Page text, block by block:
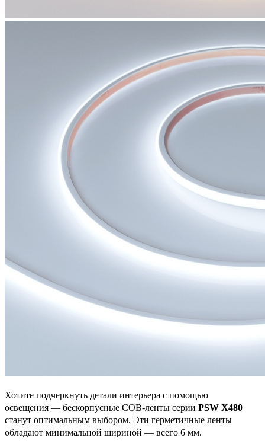
Хотите подчеркнуть детали интерьера с помощью
освещения — бескорпусные COB-ленты серии PSW X480
станут оптимальным выбором. Эти герметичные ленты
обладают минимальной шириной — всего 6 мм.